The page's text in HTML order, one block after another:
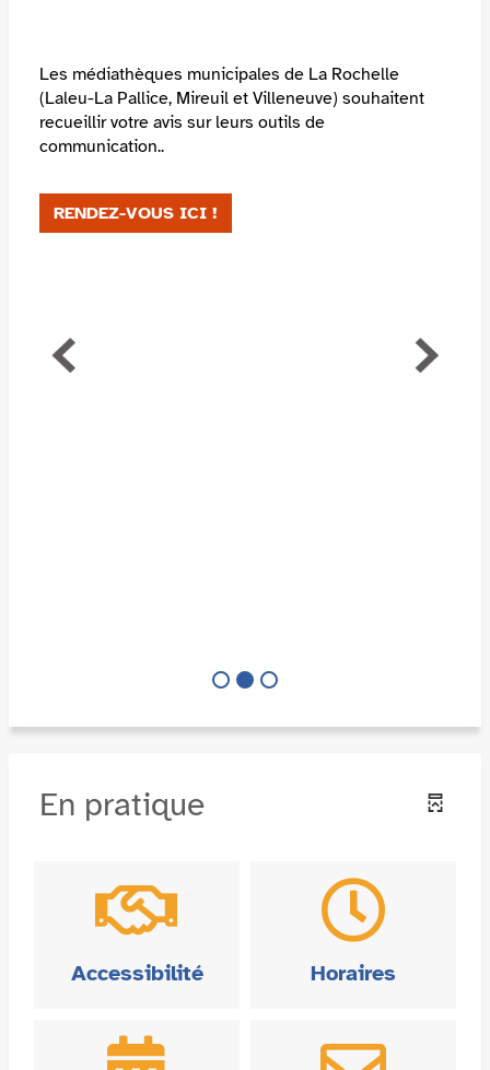
Les médiathèques municipales de La Rochelle
(Laleu-La Pallice, Mireuil et Villeneuve) souhaitent
recueillir votre avis sur leurs outils de
communication..
RENDEZ-VOUS ICI !
En pratique
Accessibilité Horaires